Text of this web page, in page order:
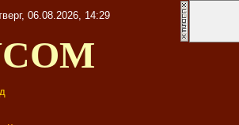
06.08.2026, 14:29